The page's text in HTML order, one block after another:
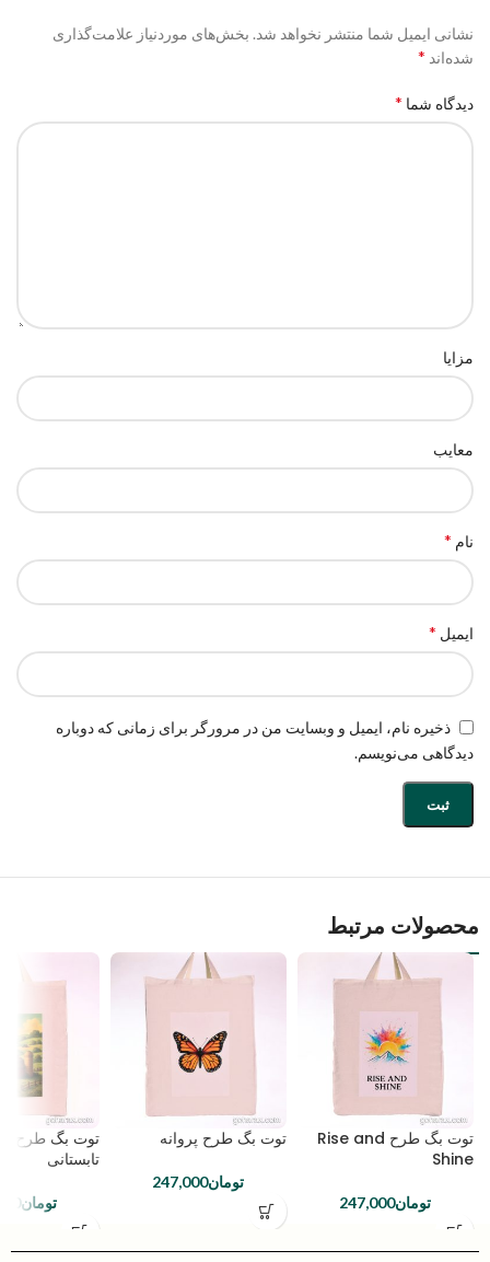
نشانی ایمیل شما منتشر نخواهد شد. بخش‌های موردنیاز علامت‌گذاری
شده‌اند *
دیدگاه شما *
مزایا
معایب
نام *
ایمیل *
ذخیره نام، ایمیل و وبسایت من در مرورگر برای زمانی که دوباره
دیدگاهی می‌نویسم.
محصولات مرتبط
توت بگ طرح Rise and
Shine
تومان247,000
توت بگ طرح پروانه
تومان247,000
توت بگ طرح
تابستانی
تومان